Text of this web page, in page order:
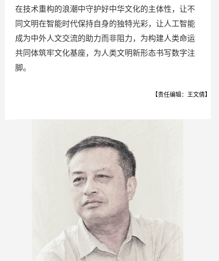
在技术重构的浪潮中守护好中华文化的主体性，让不
同文明在智能时代保持自身的独特光彩，让人工智能
成为中外人文交流的助力而非阻力，为构建人类命运
共同体筑牢文化基座，为人类文明新形态书写数字注
脚。
【责任编辑：王文倩】